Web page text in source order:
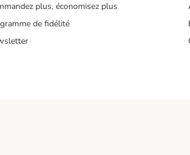
plus, économisez plus
de fidélité